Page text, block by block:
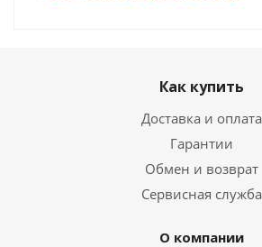
Как купить
Доставка и оплата
Гарантии
Обмен и возврат
Сервисная служба
О компании